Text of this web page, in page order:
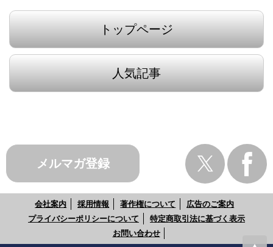
トップページ
人気記事
メルマガ登録
会社案内 採用情報 著作権について
広告のご案内
プライバシーポリシーについて
特定商取引法に基づく表示
お問い合わせ